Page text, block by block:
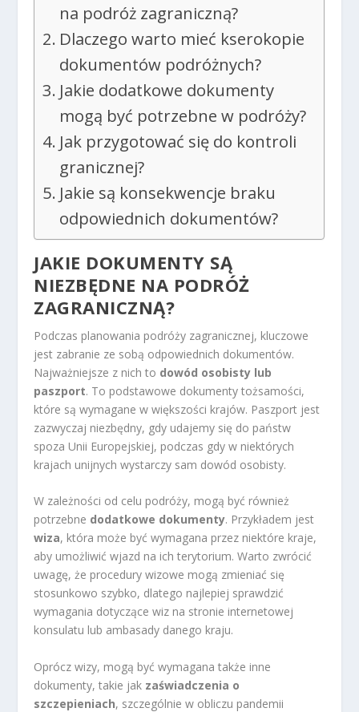
na podróż zagraniczną?
Dlaczego warto mieć kserokopie
dokumentów podróżnych?
Jakie dodatkowe dokumenty
mogą być potrzebne w podróży?
Jak przygotować się do kontroli
granicznej?
Jakie są konsekwencje braku
odpowiednich dokumentów?
JAKIE DOKUMENTY SĄ
NIEZBĘDNE NA PODRÓŻ
ZAGRANICZNĄ?
Podczas planowania podróży zagranicznej, kluczowe
jest zabranie ze sobą odpowiednich dokumentów.
Najważniejsze z nich to dowód osobisty lub
paszport. To podstawowe dokumenty tożsamości,
które są wymagane w większości krajów. Paszport jest
zazwyczaj niezbędny, gdy udajemy się do państw
spoza Unii Europejskiej, podczas gdy w niektórych
krajach unijnych wystarczy sam dowód osobisty.
W zależności od celu podróży, mogą być również
potrzebne dodatkowe dokumenty. Przykładem jest
wiza, która może być wymagana przez niektóre kraje,
aby umożliwić wjazd na ich terytorium. Warto zwrócić
uwagę, że procedury wizowe mogą zmieniać się
stosunkowo szybko, dlatego najlepiej sprawdzić
wymagania dotyczące wiz na stronie internetowej
konsulatu lub ambasady danego kraju.
Oprócz wizy, mogą być wymagana także inne
dokumenty, takie jak zaświadczenia o
szczepieniach, szczególnie w obliczu pandemii